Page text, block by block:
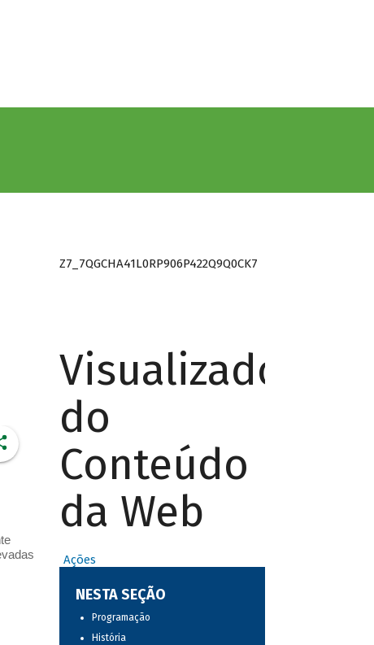
Z7_7QGCHA41L0RP906P422Q9Q0CK7
Visualizador
do
Conteúdo
da Web
Ações
NESTA SEÇÃO
Programação
História